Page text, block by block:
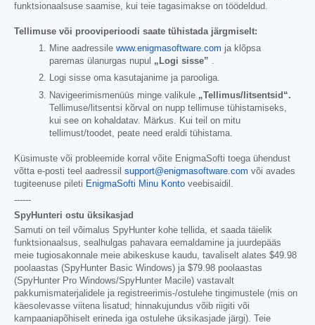
funktsionaalsuse saamise, kui teie tagasimakse on töödeldud.
Tellimuse või prooviperioodi saate tühistada järgmiselt:
Mine aadressile www.enigmasoftware.com ja klõpsa
paremas ülanurgas nupul „Logi sisse” .
Logi sisse oma kasutajanime ja parooliga.
Navigeerimismenüüs minge valikule „Tellimus/litsentsid“.
Tellimuse/litsentsi kõrval on nupp tellimuse tühistamiseks,
kui see on kohaldatav. Märkus. Kui teil on mitu
tellimust/toodet, peate need eraldi tühistama.
Küsimuste või probleemide korral võite EnigmaSofti toega ühendust
võtta e-posti teel aadressil support@enigmasoftware.com või avades
tugiteenuse pileti EnigmaSofti Minu Konto veebisaidil.
------
SpyHunteri ostu üksikasjad
Samuti on teil võimalus SpyHunter kohe tellida, et saada täielik
funktsionaalsus, sealhulgas pahavara eemaldamine ja juurdepääs
meie tugiosakonnale meie abikeskuse kaudu, tavaliselt alates $49.98
poolaastas (SpyHunter Basic Windows) ja $79.98 poolaastas
(SpyHunter Pro Windows/SpyHunter Macile) vastavalt
pakkumismaterjalidele ja registreerimis-/ostulehe tingimustele (mis on
käesolevasse viitena lisatud; hinnakujundus võib riigiti või
kampaaniapõhiselt erineda iga ostulehe üksikasjade järgi). Teie